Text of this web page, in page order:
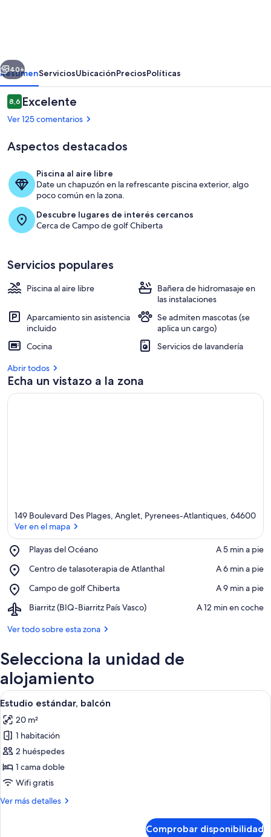
Siguiente
40+
ResumenServiciosUbicaciónPreciosPolíticas
Comentarios
8,68,6 de 10
Excelente
Ver 125 comentarios
Aspectos destacados
Piscina al aire libre
Date un chapuzón en la refrescante piscina exterior, algo
poco común en la zona.
Descubre lugares de interés cercanos
Cerca de Campo de golf Chiberta
Servicios populares
Piscina al aire libre
Bañera de hidromasaje en
las instalaciones
Aparcamiento sin asistencia
incluido
Se admiten mascotas (se
aplica un cargo)
Cocina
Servicios de lavandería
Abrir todos
Echa un vistazo a la zona
149 Boulevard Des Plages, Anglet, Pyrenees-Atlantiques, 64600
Ver en el mapa
Playas del Océano
Place,
del
‪A 5 min a pie‬
Centro de talasoterapia de Atlanthal
Place,
de
de
‪A 6 min a pie‬
Campo de golf Chiberta
Place,
de
Chiberta
‪A 9 min a pie‬
Biarritz (BIQ-Biarritz País Vasco)
Airport,
(BIQ-
Vasco)
‪A 12 min en coche‬
Ver todo sobre esta zona
Selecciona la unidad de
alojamiento
Abrir
todas
las
fotos
de
Estudio
estándar,
Una habitación de hotel moderna
4
Estudio estándar, balcón
20 m²
1 habitación
2 huéspedes
1 cama doble
Wifi gratis
Ver más detalles
Más
Comprobar disponibilidad